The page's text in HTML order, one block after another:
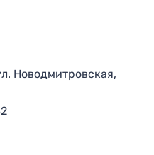
Новодмитровская,